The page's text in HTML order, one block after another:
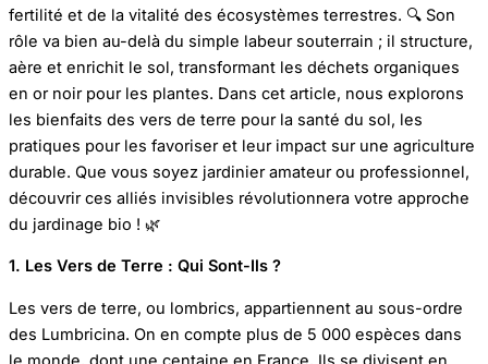
fertilité et de la vitalité des écosystèmes terrestres. 🔍 Son
rôle va bien au-delà du simple labeur souterrain ; il structure,
aère et enrichit le sol, transformant les déchets organiques
en or noir pour les plantes. Dans cet article, nous explorons
les bienfaits des vers de terre pour la santé du sol, les
pratiques pour les favoriser et leur impact sur une agriculture
durable. Que vous soyez jardinier amateur ou professionnel,
découvrir ces alliés invisibles révolutionnera votre approche
du jardinage bio ! 🌿
1. Les Vers de Terre : Qui Sont-Ils ?
Les vers de terre, ou lombrics, appartiennent au sous-ordre
des Lumbricina. On en compte plus de 5 000 espèces dans